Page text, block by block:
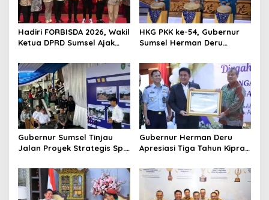
a
t
i
o
n
Hadiri FORBISDA 2026, Wakil
Ketua DPRD Sumsel Ajak
Kekuatan Ekonomi Baru
HKG PKK ke-54, Gubernur
Sumsel Herman Deru
dan Penguatan Peran
Perempuan
Gubernur Sumsel Tinjau
Jalan Proyek Strategis Sp.
Desa Keman OKI
Gubernur Herman Deru
Apresiasi Tiga Tahun Kiprah
Pilar Keadilan Tata Usaha
Negara